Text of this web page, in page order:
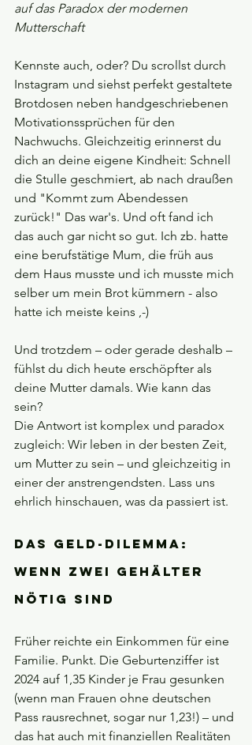
auf das Paradox der modernen
Mutterschaft
Kennste auch, oder? Du scrollst durch
Instagram und siehst perfekt gestaltete
Brotdosen neben handgeschriebenen
Motivationssprüchen für den
Nachwuchs. Gleichzeitig erinnerst du
dich an deine eigene Kindheit: Schnell
die Stulle geschmiert, ab nach draußen
und "Kommt zum Abendessen
zurück!" Das war's. Und oft fand ich
das auch gar nicht so gut. Ich zb. hatte
eine berufstätige Mum, die früh aus
dem Haus musste und ich musste mich
selber um mein Brot kümmern - also
hatte ich meiste keins ,-)
Und trotzdem – oder gerade deshalb –
fühlst du dich heute erschöpfter als
deine Mutter damals. Wie kann das
sein?
Die Antwort ist komplex und paradox
zugleich: Wir leben in der besten Zeit,
um Mutter zu sein – und gleichzeitig in
einer der anstrengendsten. Lass uns
ehrlich hinschauen, was da passiert ist.
Das Geld-Dilemma:
Wenn zwei Gehälter
nötig sind
Früher reichte ein Einkommen für eine
Familie. Punkt. Die Geburtenziffer ist
2024 auf 1,35 Kinder je Frau gesunken
(wenn man Frauen ohne deutschen
Pass rausrechnet, sogar nur 1,23!) – und
das hat auch mit finanziellen Realitäten